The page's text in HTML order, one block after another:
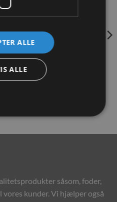
JR Farm Quad Bits
Gulerødder 300g
såsom, foder,
vores kunder. Vi hjælper også
ALLE
ALLE